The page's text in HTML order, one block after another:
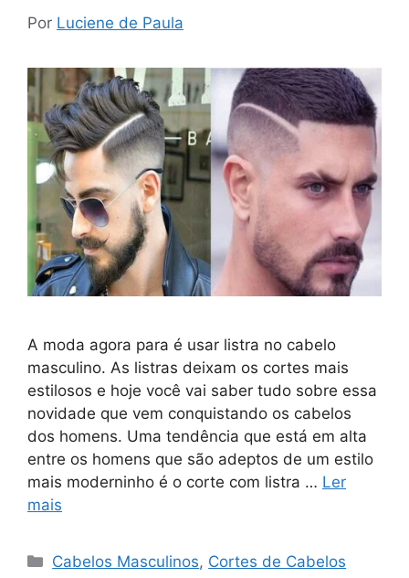
Por Luciene de Paula
A moda agora para é usar listra no cabelo
masculino. As listras deixam os cortes mais
estilosos e hoje você vai saber tudo sobre essa
novidade que vem conquistando os cabelos
dos homens. Uma tendência que está em alta
entre os homens que são adeptos de um estilo
mais moderninho é o corte com listra … Ler
mais
Categorias
Cabelos Masculinos, Cortes de Cabelos